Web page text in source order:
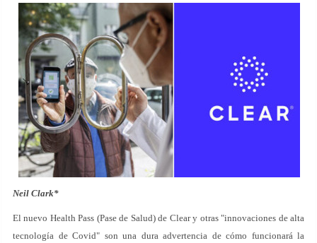
Neil Clark*
El nuevo Health Pass (Pase de Salud) de Clear y otras "innovaciones de alta
tecnología de Covid" son una dura advertencia de cómo funcionará la